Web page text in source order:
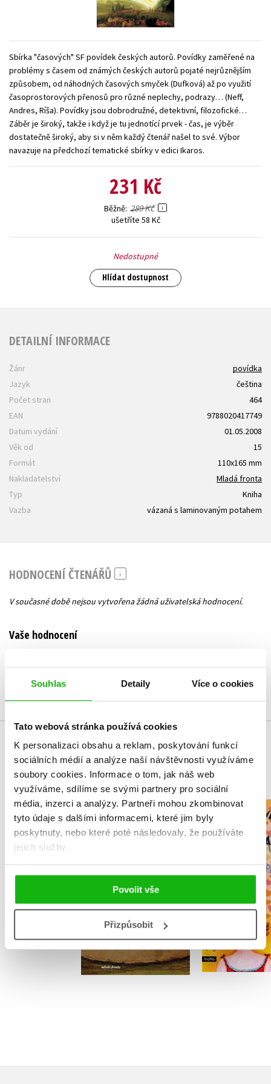
Souhlas Detaily Více o cookies
Tato webová stránka používá cookies
K personalizaci obsahu a reklam, poskytování funkcí
sociálních médií a analýze naší návštěvnosti využíváme
soubory cookies. Informace o tom, jak náš web
využíváme, sdílíme se svými partnery pro sociální
média, inzerci a analýzy. Partneři mohou zkombinovat
tyto údaje s dalšími informacemi, které jim byly
poskytnuty, nebo které poté následovaly, že používáte
jejich služby.
Povolit vše
Přizpůsobit
Zahraniční literatura
Všechny tituly
Sbírka "časových" SF povídek českých autorů. Povídky zaměřené na
problémy s časem od známých českých autorů pojaté nejrůznějším
způsobem, od náhodných časových smyček (Dufková) až po využití
časoprostorových přenosů pro různé neplechy, podrazy… (Neff,
Andres, Ríša). Povídky jsou dobrodružné, detektivní, filozofické…
Záběr je široký, takže i když je tu jednotící prvek - čas, je výběr
dostatečně široký, aby si v něm každý čtenář našel to své. Výbor
navazuje na předchozí tematické sbírky v edici Ikaros.
231 Kč
Běžně 289 Kč
ušetříte 58 Kč
Nedostupné
Hlídat dostupnost
DETAILNÍ INFORMACE
Žánr
povídka
Jazyk
čeština
Počet stran
464
EAN
9788020417749
Datum vydání
01.05.2008
Věk od
15
Formát
110x165 mm
Nakladatelství
Mladá fronta
Typ
Kniha
Vazba
vázaná s laminovaným potahem
HODNOCENÍ ČTENÁŘŮ
V současné době nejsou vytvořena žádná uživatelská hodnocení.
Vaše hodnocení
Přihlásit
MOHLO BY VÁS TAKÉ ZAJÍMAT
Obsluhoval jsem
anglického krále
Do košíku
239 Kč
Čmelák -
Halina
Do
359 Kč